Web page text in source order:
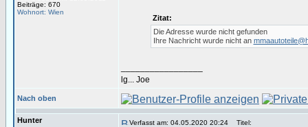
Beiträge: 670
Wohnort: Wien
Zitat:
Die Adresse wurde nicht gefunden
Ihre Nachricht wurde nicht an
lg... Joe
Nach oben
Hunter Verfasst am: 04.05.2020 20:24 Titel: